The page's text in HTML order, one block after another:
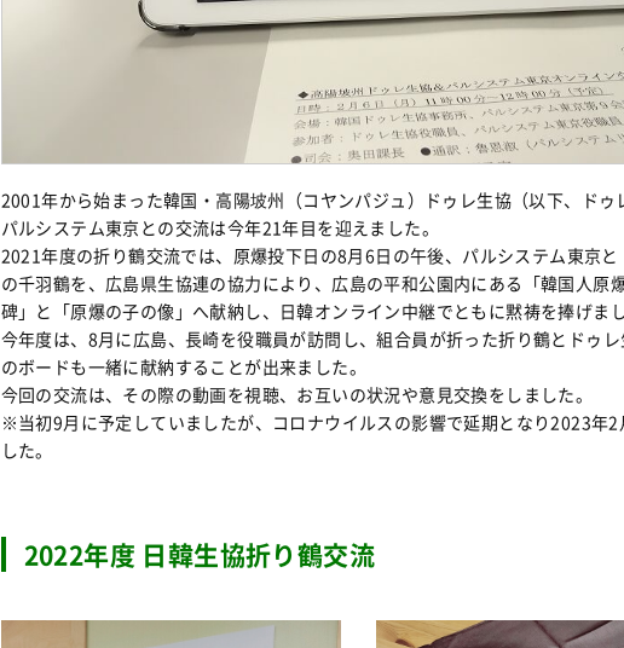
2001年から始まった韓国・高陽坡州（コヤンパジュ）ドゥレ生協（以下、ドゥ
パルシステム東京との交流は今年21年目を迎えました。
2021年度の折り鶴交流では、原爆投下日の8月6日の午後、パルシステム東京
の千羽鶴を、広島県生協連の協力により、広島の平和公園内にある「韓国人原
碑」と「原爆の子の像」へ献納し、日韓オンライン中継でともに黙祷を捧げま
今年度は、8月に広島、長崎を役職員が訪問し、組合員が折った折り鶴とドゥ
のボードも一緒に献納することが出来ました。
今回の交流は、その際の動画を視聴、お互いの状況や意見交換をしました。
※当初9月に予定していましたが、コロナウイルスの影響で延期となり2023年2
した。
2022年度 日韓生協折り鶴交流